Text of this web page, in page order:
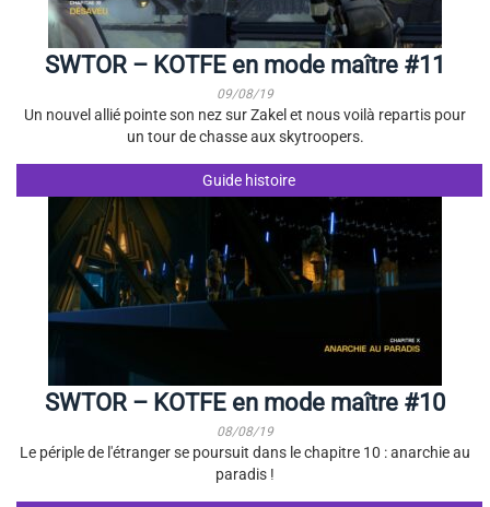
SWTOR – KOTFE en mode maître #11
09/08/19
Un nouvel allié pointe son nez sur Zakel et nous voilà repartis pour
un tour de chasse aux skytroopers.
Guide histoire
SWTOR – KOTFE en mode maître #10
08/08/19
Le périple de l'étranger se poursuit dans le chapitre 10 : anarchie au
paradis !